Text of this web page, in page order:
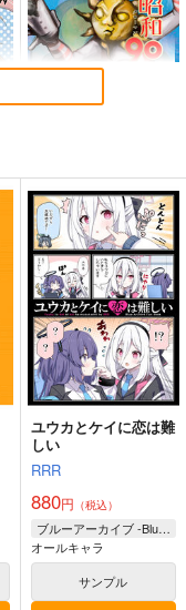
昭和90年代再録
am.d
648円（税込）
オールキャラ
サンプル
作品詳細
ユウカとケイに恋は難
しい
RRR
880円 （税込）
ブルーアーカイブ -Blue Archive-
オールキャラ
サンプル